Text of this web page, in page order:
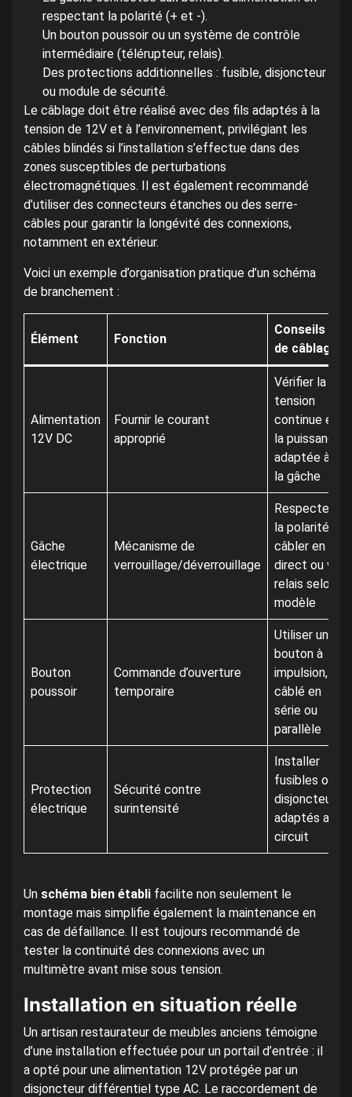
respectant la polarité (+ et -).
Un bouton poussoir ou un système de contrôle
intermédiaire (télérupteur, relais).
Des protections additionnelles : fusible, disjoncteur
ou module de sécurité.
Le câblage doit être réalisé avec des fils adaptés à la
tension de 12V et à l’environnement, privilégiant les
câbles blindés si l’installation s’effectue dans des
zones susceptibles de perturbations
électromagnétiques. Il est également recommandé
d’utiliser des connecteurs étanches ou des serre-
câbles pour garantir la longévité des connexions,
notamment en extérieur.
Voici un exemple d’organisation pratique d’un schéma
de branchement :
Élément Fonction
Conseils
de câblage
Alimentation
12V DC
Fournir le courant
approprié
Vérifier la
tension
continue et
la puissance
adaptée à
la gâche
Gâche
électrique
Mécanisme de
verrouillage/déverrouillage
Respecter
la polarité,
câbler en
direct ou via
relais selon
modèle
Bouton
poussoir
Commande d’ouverture
temporaire
Utiliser un
bouton à
impulsion,
câblé en
série ou
parallèle
Protection
électrique
Sécurité contre
surintensité
Installer
fusibles ou
disjoncteurs
adaptés au
circuit
Un schéma bien établi facilite non seulement le
montage mais simplifie également la maintenance en
cas de défaillance. Il est toujours recommandé de
tester la continuité des connexions avec un
multimètre avant mise sous tension.
Installation en situation réelle
Un artisan restaurateur de meubles anciens témoigne
d’une installation effectuée pour un portail d’entrée : il
a opté pour une alimentation 12V protégée par un
disjoncteur différentiel type AC. Le raccordement de